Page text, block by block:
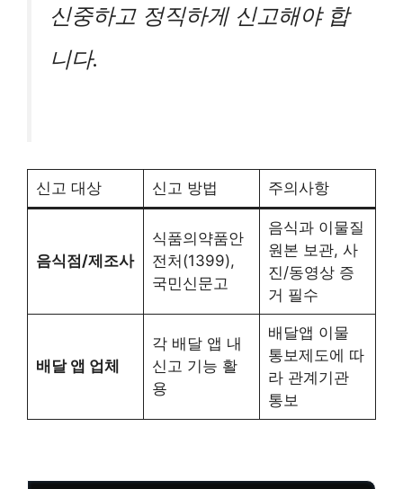
신중하고 정직하게 신고해야 합
니다.
신고 대상 신고 방법 주의사항
음식점/제조사
식품의약품안
전처(1399),
국민신문고
음식과 이물질
원본 보관, 사
진/동영상 증
거 필수
배달 앱 업체
각 배달 앱 내
신고 기능 활
용
배달앱 이물
통보제도에 따
라 관계기관
통보